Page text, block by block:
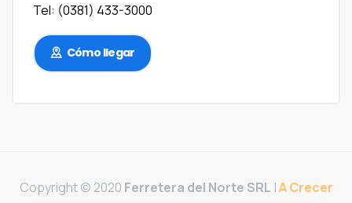
Tel: (0381) 433-3000
Cómo llegar
Copyright © 2020 Ferretera del Norte SRL |A Crecer